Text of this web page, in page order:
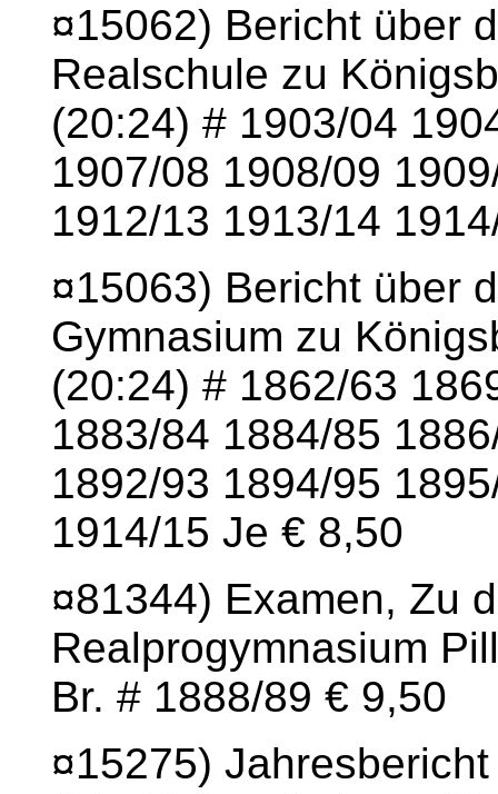
¤15062) Bericht über
Realschule zu
(20:24) # 1903/04
1907/08 1908/09
1912/13 1913/14
¤15063) Bericht über
Gymnasium zu
(20:24) # 1862/63
1883/84 1884/85
1892/93 1894/95
1914/15 Je € 8,50
¤81344) Examen, Zu
Realprogymnasium
Br. # 1888/89 € 9,50
¤15275)